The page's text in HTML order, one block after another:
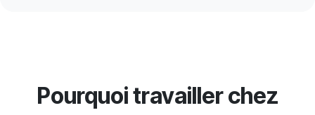
Pourquoi travailler chez